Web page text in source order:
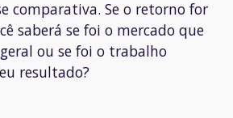
comparativa. Se o retorno for
saberá se foi o mercado que
ou se foi o trabalho
resultado?